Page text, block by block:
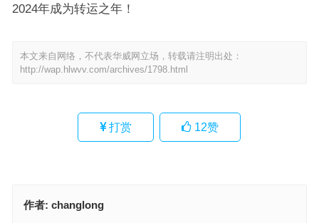
2024年成为转运之年！
本文来自网络，不代表华威网立场，转载请注明出处：
http://wap.hlwvv.com/archives/1798.html
打赏 12赞
作者: changlong